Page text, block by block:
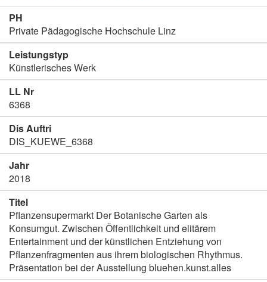
PH
Private Pädagogische Hochschule Linz
Leistungstyp
Künstlerisches Werk
LL Nr
6368
Dis Auftri
DIS_KUEWE_6368
Jahr
2018
Titel
Pflanzensupermarkt Der Botanische Garten als
Konsumgut. Zwischen Öffentlichkeit und elitärem
Entertainment und der künstlichen Entziehung von
Pflanzenfragmenten aus ihrem biologischen Rhythmus.
Präsentation bei der Ausstellung bluehen.kunst.alles